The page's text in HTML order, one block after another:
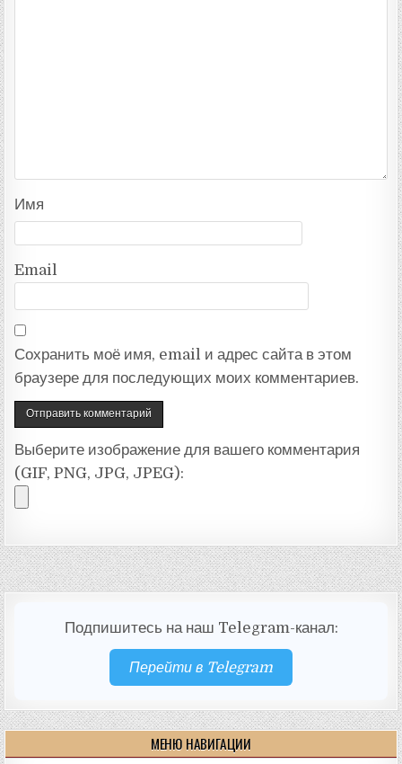
Имя
Email
Сохранить моё имя, email и адрес сайта в этом
браузере для последующих моих комментариев.
Выберите изображение для вашего комментария
(GIF, PNG, JPG, JPEG):
Подпишитесь на наш Telegram-канал:
Перейти в Telegram
МЕНЮ НАВИГАЦИИ